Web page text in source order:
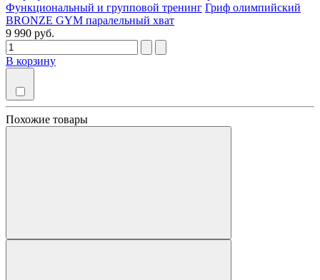
Функциональный и групповой тренинг Гриф олимпийский
BRONZE GYM паралельный хват
9 990 руб.
В корзину
Похожие товары